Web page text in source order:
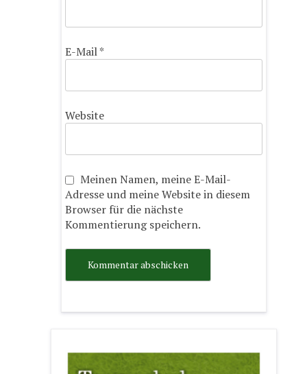
E-Mail*
Website
Meinen Namen, meine E-Mail-
Adresse und meine Website in diesem
Browser für die nächste
Kommentierung speichern.